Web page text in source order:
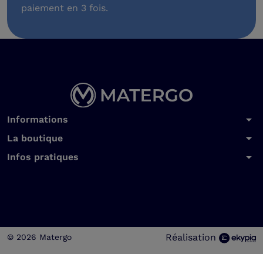
paiement en 3 fois.
Informations arrow_drop_down
La boutique arrow_drop_down
Infos pratiques arrow_drop_down
© 2026 Matergo Réalisation